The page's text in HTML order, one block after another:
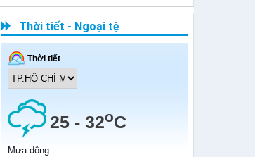
Báo cáoThời tiết - Ngoại tệ